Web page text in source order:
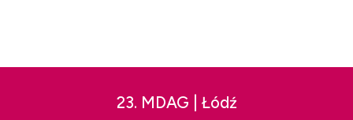
23. MDAG | Łódź